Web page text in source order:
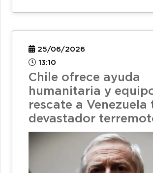
25/06/2026
13:10
Chile ofrece ayuda
humanitaria y
rescate a Venezuela
devastador